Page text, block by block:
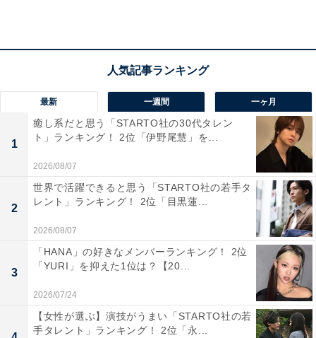
最新 一週間 一ヶ月
1
癒し系だと思う「STARTO社の30代タレン
ト」ランキング！ 2位「伊野尾慧」を...
2026/08/07
2
世界で活躍できると思う「STARTO社の若手タ
レント」ランキング！ 2位「目黒蓮...
2026/08/07
3
「HANA」の好きなメンバーランキング！ 2位
「YURI」を抑えた1位は？【20...
2026/07/24
【女性が選ぶ】演技がうまい「STARTO社の若
手タレント」ランキング！ 2位「永...